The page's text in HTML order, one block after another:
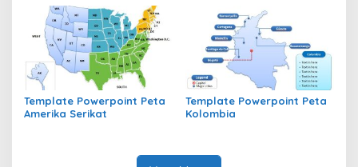
Template Powerpoint Peta
Amerika Serikat
Template Powerpoint Peta
Kolombia